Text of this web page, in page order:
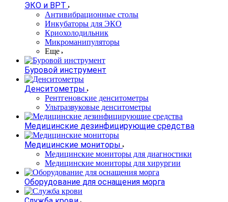
ЭКО и ВРТ
Антивибрационные столы
Инкубаторы для ЭКО
Криохолодильник
Микроманипуляторы
Еще
Буровой инструмент
Денситометры
Рентгеновские денситометры
Ультразвуковые денситометры
Медицинские дезинфицирующие средства
Медицинские мониторы
Медицинские мониторы для диагностики
Медицинские мониторы для хирургии
Оборудование для оснащения морга